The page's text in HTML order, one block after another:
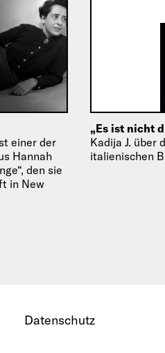
einer der
Hannah
den sie
in New
„Es ist nicht
Kadija J. über
italienischen
Datenschutz